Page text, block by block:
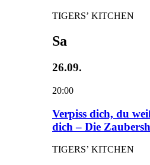
TIGERS’ KITCHEN
Sa
26.09.
20:00
Verpiss dich, du
dich – Die
TIGERS’ KITCHEN